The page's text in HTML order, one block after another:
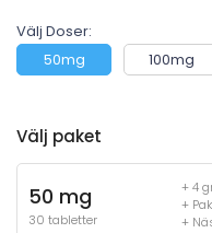
Välj Doser:
50mg
100mg
Välj paket
50 mg
30 tabletter
+ 4
+
+